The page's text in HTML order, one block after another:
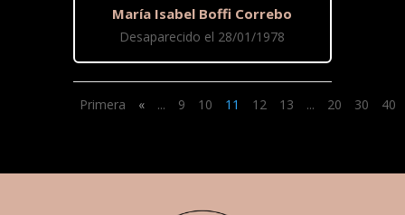
María Isabel Boffi Correbo
Desaparecido el 28/01/1978
Primera « ... 9 10 11 12 13 ... 20 30 40